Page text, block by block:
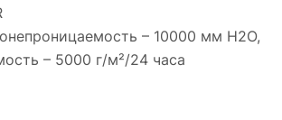
– 10000 мм H2O,
– 5000 г/м²/24 часа